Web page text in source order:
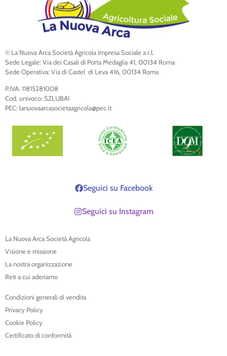
© La Nuova Arca Società Agricola Impresa Sociale a r.l.
Sede Legale: Via dei Casali di Porta Medaglia 41, 00134 Roma
Sede Operativa: Via di Castel di Leva 416, 00134 Roma
P.IVA: 11815281008
Cod. univoco: SZLUBAI
PEC: lanuovaarcasocietaagricola@pec.it
Seguici su Facebook
Seguici su Instagram
La Nuova Arca Società Agricola
Visione e missione
La nostra organizzazione
Reti a cui aderiamo
Condizioni generali di vendita
Privacy Policy
Cookie Policy
Certificato di conformità